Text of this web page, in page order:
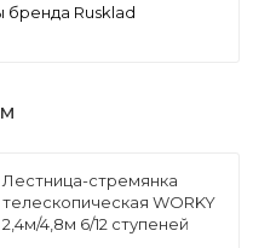
бренда Rusklad
Лестница-стремянка
телескопическая WORKY
2,4м/4,8м 6/12 ступеней